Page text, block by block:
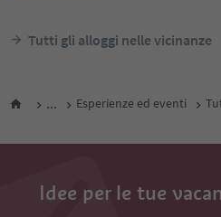
Tutti gli alloggi nelle vicinanze
... Esperienze ed eventi
Idee per le tue